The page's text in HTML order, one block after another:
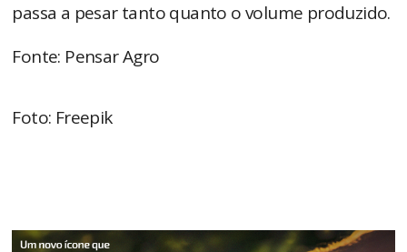
passa a pesar tanto quanto o volume produzido.
Fonte: Pensar Agro
Foto: Freepik